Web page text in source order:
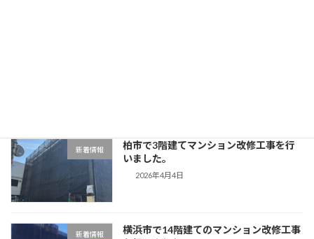
新着情報
柏市で3階建てマンション改修工事を行
いました。
2026年4月4日
新着情報
横浜市で14階建てのマンション改修工事